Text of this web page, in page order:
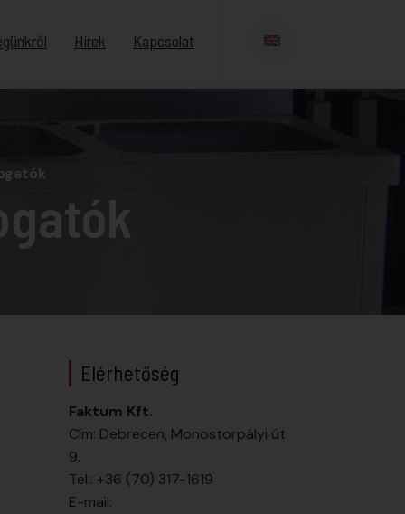
Hírek Kapcsolat
Elérhetőség
Faktum Kft.
Cím: Debrecen, Monostorpályi út
9.
Tel.: +36 (70) 317-1619
E-mail: